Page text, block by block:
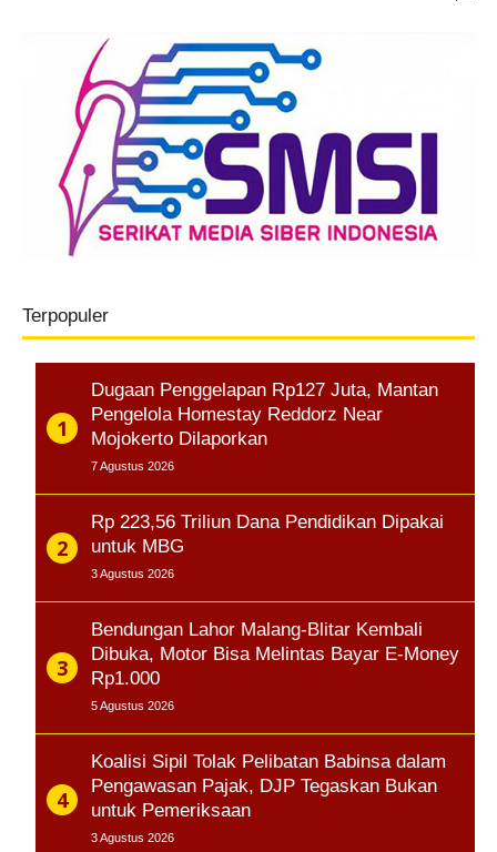
Terpopuler
Dugaan Penggelapan Rp127 Juta, Mantan
Pengelola Homestay Reddorz Near
Mojokerto Dilaporkan
7 Agustus 2026
Rp 223,56 Triliun Dana Pendidikan Dipakai
untuk MBG
3 Agustus 2026
Bendungan Lahor Malang-Blitar Kembali
Dibuka, Motor Bisa Melintas Bayar E-Money
Rp1.000
5 Agustus 2026
Koalisi Sipil Tolak Pelibatan Babinsa dalam
Pengawasan Pajak, DJP Tegaskan Bukan
untuk Pemeriksaan
3 Agustus 2026